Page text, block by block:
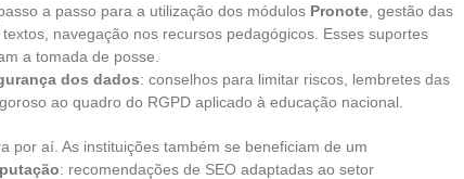
a passo para a utilização dos módulos Pronote , gestão das
navegação nos recursos pedagógicos. Esses suportes
a tomada de posse.
dos dados: conselhos para limitar riscos, lembretes das
ao quadro do RGPD aplicado à educação nacional.
por aí. As instituições também se beneficiam de um
: recomendações de SEO adaptadas ao setor